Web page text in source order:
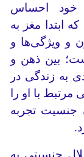
خود احساس
ابتدا مغز به
و ویژگی‌ها و
بین ذهن و
به زندگی در
با او را
جنسیت تجربه
جنسیتی به